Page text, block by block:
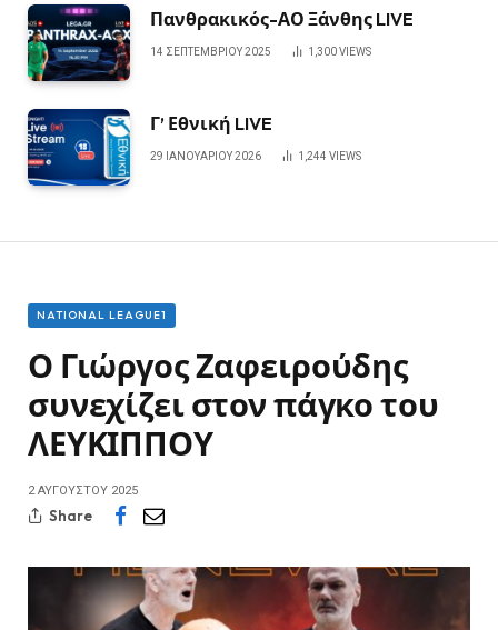
Πανθρακικός-ΑΟ Ξάνθης LIVE
14 ΣΕΠΤΕΜΒΡΊΟΥ 2025 1,300VIEWS
Γ’ Εθνική LIVE
29 ΙΑΝΟΥΑΡΊΟΥ 2026 1,244 VIEWS
NATIONAL LEAGUE1
Ο Γιώργος Ζαφειρούδης
συνεχίζει στον πάγκο του
ΛΕΥΚΙΠΠΟΥ
2 ΑΥΓΟΎΣΤΟΥ 2025
Share